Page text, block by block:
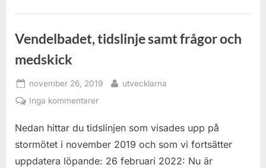
Vendelbadet, tidslinje samt frågor och
medskick
Posted
on
november 26, 2019 By
utvecklarna
Inga kommentarertill
tidslinje
samt
Nedan hittar du tidslinjen som visades upp på
stormötet i november 2019 och som vi fortsätter
uppdatera löpande: 26 februari 2022: Nu är